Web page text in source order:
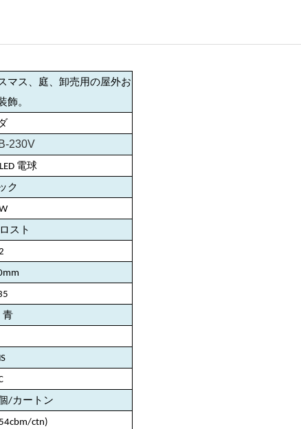
マス、庭、卸売用の屋外お
飾。
230V
電球
ク
スト
青
/カートン
ctn)